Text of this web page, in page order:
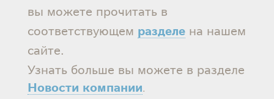
вы можете прочитать в
соответствующем разделена нашем
сайте.
Узнать больше вы можете в разделе
Новости компании.